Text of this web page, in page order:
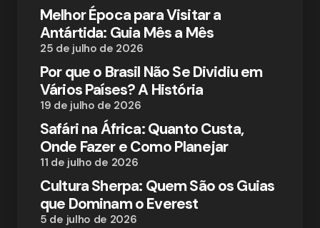
Melhor Época para Visitar a
Antártida: Guia Mês a Mês
25 de julho de 2026
Por que o Brasil Não Se Dividiu em
Vários Países? A História
19 de julho de 2026
Safári na África: Quanto Custa,
Onde Fazer e Como Planejar
11 de julho de 2026
Cultura Sherpa: Quem São os Guias
que Dominam o Everest
5 de julho de 2026